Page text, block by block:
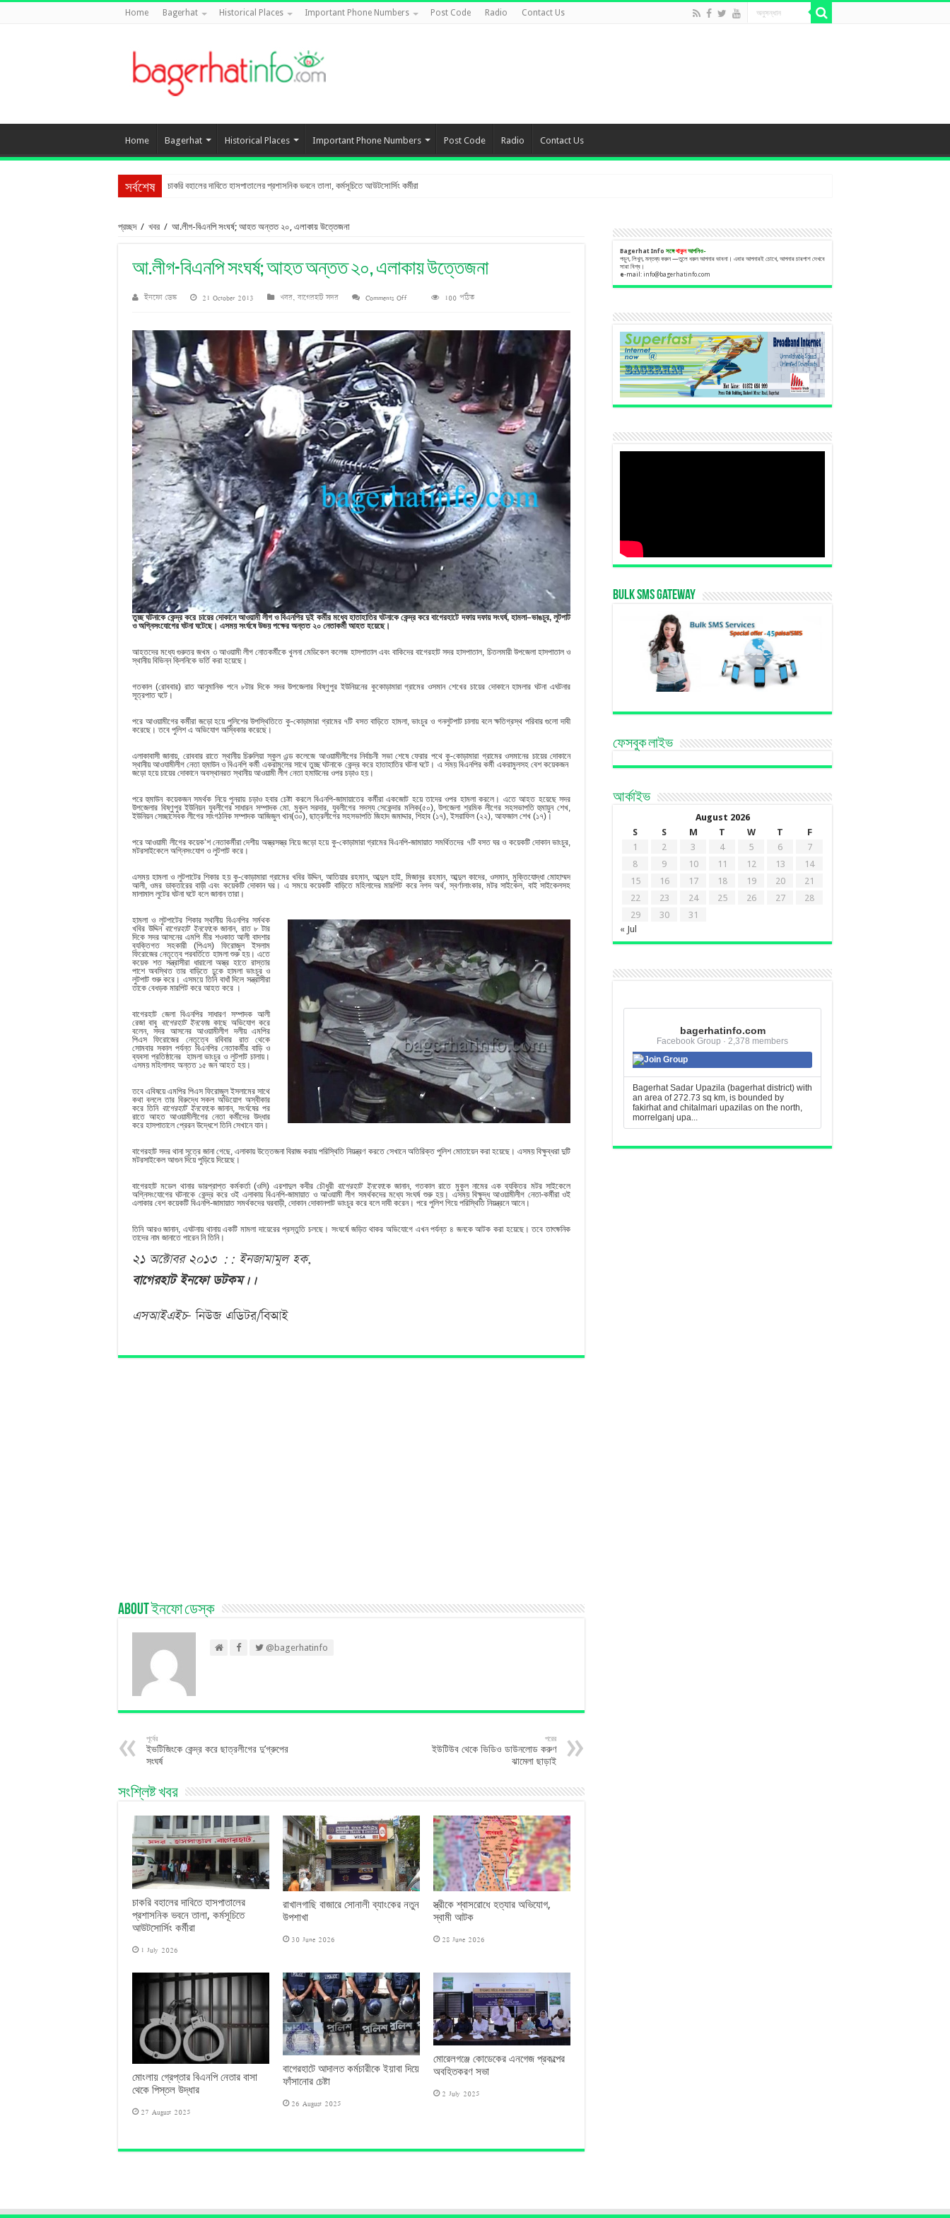
Home Bagerhat Historical Places Important Phone Numbers Post Code Radio Contact Us
Home Bagerhat Historical Places Important Phone Numbers Post Code Radio Contact Us
সর্বশেষ চাকরি বহালের দাবিতে হাসপাতালের প্রশাসনিক ভবনে তালা, কর্মসূচিতে আউটসোর্সিং কর্মীরা
প্রচ্ছদ / খবর / আ.লীগ-বিএনপি সংঘর্ষ; আহত অন্তত ২০, এলাকায় উত্তেজনা
আ.লীগ-বিএনপি সংঘর্ষ; আহত অন্তত ২০, এলাকায় উত্তেজনা
ইনফো ডেস্ক 21 October 2013 খবর,বাগেরহাট সদর Comments Offon
বিএনপি
সংঘর্ষ;
আহত
অন্তত
২০,
এলাকায়
উত্তেজনা
100 পঠিত
তুচ্ছ ঘটনাকে কেন্দ্র করে চায়ের দোকানে আওয়ামী লীগ ও বিএনপির দুই কর্মীর মধ্যে হাতাহাতির ঘটনাকে কেন্দ্র করে বাগেরহাটে দফায় দফায় সংঘর্ষ, হামলা–ভাঙচুর,লুটপাট
ও অগ্নিসংযোগের ঘটনা ঘটেছে। এসময় সংর্ঘষে উভয় পক্ষের অন্তত ২০ নেতাকর্মী আহত হয়েছে।
আহতদের মধ্যে গুরুতর জখম ৩ আওয়ামী লীগ নোতকর্মীকে খুলনা মেডিকেল কলেজ হাসপাতাল এবং বাকিদের বাগেরহাট সদর হাসপাতাল, চিতলমারী উপজেলা হাসপাতাল ও
স্থানীয় বিভিন্ন ক্লিনিকে ভর্তি করা হয়েছে।
গতকাল (রোববার) রাত আনুমানিক পনে ৮টার দিকে সদর উপজেলার বিষ্ণুপুর ইউনিয়নের কুকোড়ামারা গ্রামের ওসমান শেখের চায়ের দোকানে হামলার ঘটনা এঘটনার
সূত্রপাত ঘটে।
পরে আওয়ামীগের কর্মীরা জড়ো হয়ে পুলিশের উপস্থিতিতে কু-কোড়ামারা গ্রামের ৭টি বসত বাড়িতে হামলা, ভাংচুর ও গনলুটপাট চালায় বলে ক্ষতিগ্রস্থ পরিবার গুলো দাবী
করেছে। তবে পুলিশ এ অভিযোগ অস্বিকার করেছে।
এলাকাবাসী জানায়, রোববার রাতে স্থানীয় চিরুলিয়া স্কুল এন্ড কলেজে আওয়ামীলীগের নির্বাচনী সভা শেষে ফেরার পথে কু-কোড়ামারা গ্রামের ওসমানের চায়ের দোকানে
স্থানীয় আওযামীলীগ নেতা হুমাউন ও বিএনপি কর্মী একরামুলের সাথে তুচ্ছ ঘটনাকে কেন্দ্র করে হাতাহাতির ঘটনা ঘটে। এ সময় বিএনপির কর্মী একরামুলসহ বেশ কয়েকজন
জড়ো হয়ে চায়ের দোকানে অবস্থানরত স্থানীয় আওয়ামী লীগ নেতা হমাউনের ওপর চড়াও হয়।
পরে হুমাউন কয়েকজন সমর্থক নিয়ে পুনরায় চড়াও হবার চেষ্টা করলে বিএনপি-জামায়াতের কর্মীরা একজোট হয়ে তাদের ওপর হামলা করলে। এতে আহত হয়েছে সদর
উপজেলার বিষ্ণুপুর ইউনিয়ন যুবলীগের সাধারন সম্পাদক মো. মুকুল সরদার, যুবলীগের সদস্য সেকেন্দার মলিক(৫০), উপজেলা শ্রমিক লীগের সহসভাপতি হুমায়ুন শেখ,
ইউনিয়ন সেচ্ছাসেবক লীগের সাংগঠনিক সম্পাদক আজিজুল খান(৩০), ছাত্রলীগের সহসভাপতি জিহাদ জমাদ্দার, শিহাব (১৭), ইসরাফিল (২২), আফজাল শেখ (১৭)।
পরে আওয়ামী লীগের কয়েক’শ নেতাকর্মীরা দেশীয় অস্ত্রসস্ত্র নিয়ে জড়ো হয়ে কু-কোড়ামারা গ্রামের বিএনপি-জামায়াত সমর্থিতদের ৭টি বসত ঘর ও কয়েকটি দোকান ভাংচুর,
মটরসাইকেলে অগ্নিসংযোগ ও লুটপাট করে।
এসময় হামলা ও লুটপাটের শিকার হয় কু-কোড়ামারা গ্রামের খবির উদ্দিন, আতিয়ার রহমান, আব্দুল হাই, মিজানুর রহমান, আব্দুল কাদের, ওসমান, মুক্তিযোদ্ধা মোহাম্মদ
আলী, ওমর ডাক্তারের বাড়ী এবং কয়েকটি দোকান ঘর। এ সময়ে কয়েকটি বাড়িতে মহিলাদের মারপিট করে নগদ অর্থ, স্বর্ণালাংকার, মটর সাইকেল, বাই সাইকেলসহ
মালামাল লুটের ঘটনা ঘটে বলে জানান তারা।
হামলা ও লুটপাটের শিকার স্থানীয় বিএনপির সর্মথক
খবির উদ্দিনবাগেরহাট ইনফোকে জানান, রাত ৮ টার
দিকে সদর আসনের এমপি মীর শওকাত আলী বাদশার
ব্যক্তিগত সহকারী (পিএস) ফিরোজুল ইসলাম
ফিরোজের নেতৃত্বে পরবর্তিতে হামলা শুরু হয়। এতে
কয়েক শত সন্ত্রাসীরা ধারালো অস্ত্র হাতে রাস্তার
পাশে অবস্থিত তার বাড়িতে ঢুকে হামলা ভাংচুর ও
লুটপাট শুরু করে। এসময়ে তিনি বাধাঁ দিলে সন্ত্রাসীরা
তাকে বেধড়ক মারপিট করে আহত করে ।
বাগেরহাট জেলা বিএনপির সাধারণ সম্পাদক আলী
রেজা বাবু বাগেরহাট ইনফোর কাছে অভিযোগ করে
বলেন, সদর আসনের আওয়ামীলীগ দলীয় এমপির
পিএস ফিরোজের নেতৃত্বে রবিবার রাত থেকে
সোমবার সকাল পর্যন্ত বিএনপির নেতাকর্মীর বাড়ি ও
ব্যবসা প্রতিষ্ঠানের হামলা ভাংচুর ও লুটপাট চালায়।
এসময় মহিলাসহ অন্তত ১৫ জন আহত হয়।
তবে এবিষয়ে এমপির পিএস ফিরোজুল ইসলামের সাথে
কথা বললে তার বিরুদ্ধে সকল অভিয়োগ অস্বীকার
করে তিনি বাগেরহাট ইনফোকে জানান, সংর্ঘষের পর
রাতে আহত আওয়ামীলীগের নেতা কর্মীদের উদ্ধার
করে হাসপাতালে প্রেরন উদ্ধেশে তিনি সেখানে যান।
বাগেরহাট সদর থানা সূত্রে জানা গেছে, এলাকায় উত্তেজনা বিরাজ করায় পরিস্থিতি নিয়ন্ত্রণ করতে সেখানে অতিরিক্ত পুলিশ মোতায়েন করা হয়েছে। এসময় বিক্ষুব্ধরা দুটি
মটরসাইকেল আগুন দিয়ে পুড়িয়ে দিয়েছে।
বাগেরহাট মডেল থানার ভারপ্রাপ্ত কর্মকর্তা (ওসি) এরশাদুল কবীর চৌধুরী বাগেরহাট ইনফোকে জানান, গতকাল রাতে মুকুল নামের এক ব্যক্তির মটর সাইকেলে
অগ্নিসংযোগের ঘটনাকে কেন্দ্র করে ওই এলাকায় বিএনপি-জামায়াত ও আওয়ামী লীগ সমর্থকদের মধ্যে সংঘর্ষ শুরু হয়। এসময় বিক্ষুদ্ধ আওয়ামীলীগ নেতা-কর্মীরা ওই
এলাকার বেশ কয়েকটি বিএনপি-জামায়াত সমর্থকদের ঘরবাড়ী, দোকান দোকানপাট ভাংচুর করে বলে দাবী করেন। পরে পুলিশ গিয়ে পরিস্থিতি নিয়ন্ত্রনে আনে।
তিনি আরও জানান, এঘটনায় থানায় একটি মামলা দায়েরের প্রস্তুতি চলছে। সংঘর্ষে জড়িত থাকর অভিযোগে এখন পর্যন্ত ৪ জনকে আটক করা হয়েছে। তবে তাৎক্ষনিক
তাদের নাম জানাতে পারেন নি তিনি।
২১ অক্টোবর২০১৩ :: ইনজামামুলহক,
বাগেরহাটইনফোডটকম।।
এসআইএইচ– নিউজ এডিটর/বিআই
About ইনফো ডেস্ক
@bagerhatinfo
পূর্বের
ইভটিজিংকে কেন্দ্র করে ছাত্রলীগের দু’গ্রুপের
সংঘর্ষ
পরের
ইউটিউব থেকে ভিডিও ডাউনলোড করুণ
ঝামেলা ছাড়াই
সংশ্লিষ্ট খবর
চাকরি বহালের দাবিতে হাসপাতালের
প্রশাসনিক ভবনে তালা, কর্মসূচিতে
আউটসোর্সিং কর্মীরা
1 July 2026
রাখালগাছি বাজারে সোনালী ব্যাংকের নতুন
উপশাখা
30 June 2026
স্ত্রীকে শ্বাসরোধে হত্যার অভিযোগ,
স্বামী আটক
28 June 2026
মোংলায় গ্রেপ্তার বিএনপি নেতার বাসা
থেকে পিস্তল উদ্ধার
27 August 2025
বাগেরহাটে আদালত কর্মচারীকে ইয়াবা দিয়ে
ফাঁসানোর চেষ্টা
26 August 2025
মোরেলগঞ্জে কোডেকের এনগেজ প্রকল্পের
অবহিতকরণ সভা
2 July 2025
Bagerhat Info সঙ্গেথাকুনআপনিও-
পড়ুন, লিখুন, মন্তব্য করুন —তুলে ধরুন আপনার ভাবনা। এবার আপনারই চোখে, আপনার চারপাশ দেখবে
সারা বিশ্ব।
e-mail: info@bagerhatinfo.com
Bulk SMS Gateway
ফেসবুক লাইভ
আর্কাইভ
August 2026
S
S M T W T
F
1
2 3 4 5 6
7
8
9 10 11 12 13
14
15
16 17 18 19 20
21
22
23 24 25 26 27
28
29
30
31
« Jul
bagerhatinfo.com
Facebook Group · 2,378 members
Join Group
Bagerhat Sadar Upazila (bagerhat district) with
an area of 272.73 sq km, is bounded by
fakirhat and chitalmari upazilas on the north,
morrelganj upa...